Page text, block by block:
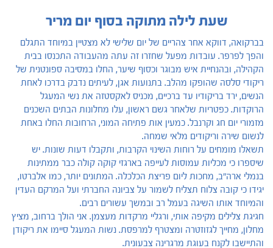
שעת לילה מתוקה בסוף יום מריר
בברקואה, דווקא אחר צהריים של יום שלישי לא מצטיין במיוחד התגלם
והפך לפרפר. עובדות מפעל שחזרו זה עתה מהעבודה התכנסו בבית
הקהילה, ובהנחיית איש מבוגר וכסוף שיער, החלו במסיבה ספונטנית של
ריקודי סלסה שהופקו מהלב. בתנועות אגן, לעיתים נדבק בדרכו לאחת
הנשים, ירד בריקודיו עד ברכיים, מכניס לאקסטזה את נשי המעגל
הרוקדות. כפטריות שלאחר גשם ראשון, עלו מחלונות הבתים השכנים
מזמורי יום חג וקרנבל. כמעין אות פתיחה המוני, הרחובות החלו באחת
לנשום שירה וריקודים מלאי שמחה.
תשאלו מומחים על רוחות השינוי הקרבות, ותקבלו דעות שונות. יש
שיספרו כי מכליות עמוסות לעייפה בארגזי קוקה קולה כבר ממתינות
בנמלי ארה"ב, מחכות ליום פריצת הכלכלה. המתונים יותר, כמו אלברטו,
יגידו כי קובה צלוח תצליח לשמור על צביונה החברתי ועל המרקם העדין
והמיוחד אותו השיגה בעמל רב ובמשך עשורים רבים.
חגיגת צלילים מקיפה אותי, ורגליי מרקדות מעצמן. אני הולך ברחוב, מציץ
מחלון, מחייך לגזוזטרה ומצטרף למרפסת. נשות המעגל סיימו את ריקודן
והתיישבו לקנח בעוגת מרגרינה צבעונית.